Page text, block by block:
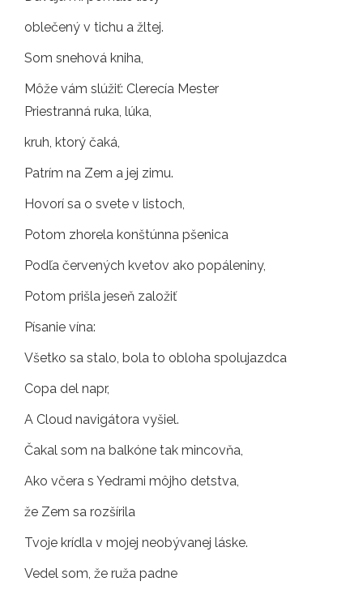
oblečený v tichu a žltej.
Som snehová kniha,
Môže vám slúžiť: Clerecía Mester
Priestranná ruka, lúka,
kruh, ktorý čaká,
Patrím na Zem a jej zimu.
Hovorí sa o svete v listoch,
Potom zhorela konštúnna pšenica
Podľa červených kvetov ako popáleniny,
Potom prišla jeseň založiť
Písanie vína:
Všetko sa stalo, bola to obloha spolujazdca
Copa del napr,
A Cloud navigátora vyšiel.
Čakal som na balkóne tak mincovňa,
Ako včera s Yedrami môjho detstva,
že Zem sa rozšírila
Tvoje krídla v mojej neobývanej láske.
Vedel som, že ruža padne